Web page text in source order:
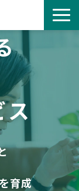
ス
育成